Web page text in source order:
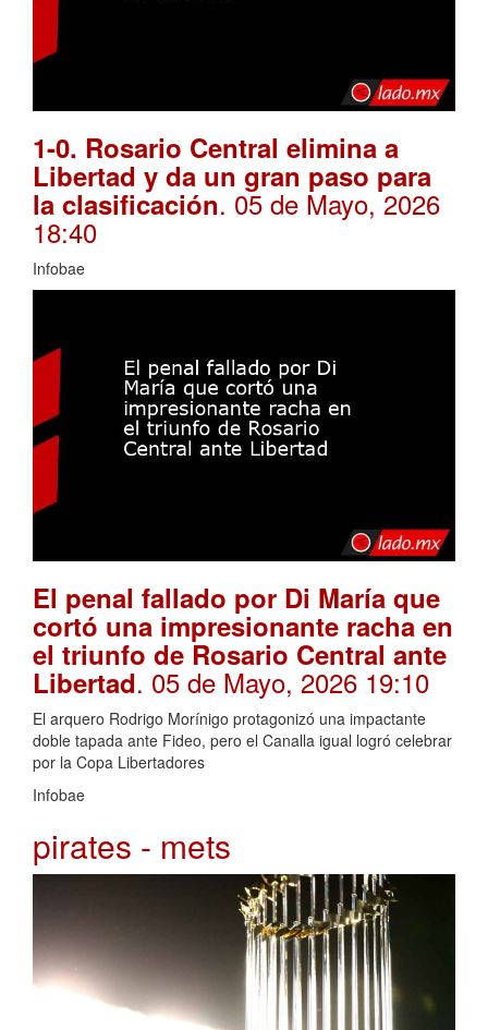
1-0. Rosario Central elimina a
Libertad y da un gran paso para
la clasificación. 05 de Mayo, 2026
18:40
Infobae
El penal fallado por Di María que
cortó una impresionante racha en
el triunfo de Rosario Central ante
Libertad. 05 de Mayo, 2026 19:10
El arquero Rodrigo Morínigo protagonizó una impactante
doble tapada ante Fideo, pero el Canalla igual logró celebrar
por la Copa Libertadores
Infobae
pirates - mets